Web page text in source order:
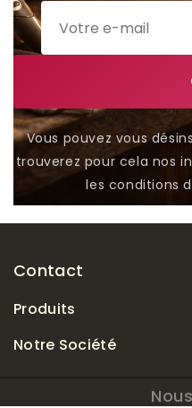
Vous pouvez vous
trouverez pour cela nos
les conditions
Contact
Produits
Notre Société